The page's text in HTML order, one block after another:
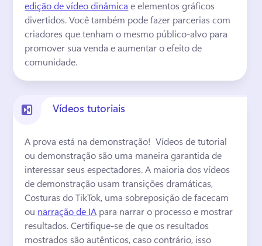
edição de vídeo dinâmica e elementos gráficos
divertidos. Você também pode fazer parcerias com
criadores que tenham o mesmo público-alvo para
promover sua venda e aumentar o efeito de
comunidade.
Vídeos tutoriais
A prova está na demonstração! Vídeos de tutorial
ou demonstração são uma maneira garantida de
interessar seus espectadores. A maioria dos vídeos
de demonstração usam transições dramáticas,
Costuras do TikTok, uma sobreposição de facecam
ou narração de IA para narrar o processo e mostrar
resultados. Certifique-se de que os resultados
mostrados são autênticos, caso contrário, isso